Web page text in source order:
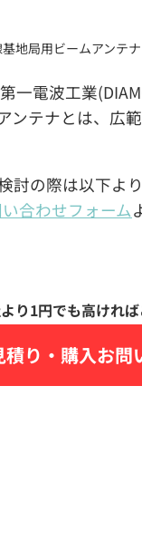
地局用ビームアンテナ
一電波工業
ンテナとは、広
討の際は以下よ
合わせフォーム
り・ 購入お問